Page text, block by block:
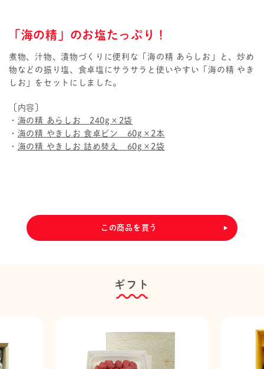
「海の精」のお塩たっぷり！
煮物、汁物、漬物づくりに便利な「海の精 あらしお」と、炒め
物などの振り塩、食卓塩にサラサラと使いやすい「海の精 やき
しお」をセットにしました。
〔内容〕
・ 海の精 あらしお 240g×2袋
・ 海の精 やきしお 食卓ビン 60g×2本
・ 海の精 やきしお 詰め替え 60g×2袋
この商品を買う
ギフト